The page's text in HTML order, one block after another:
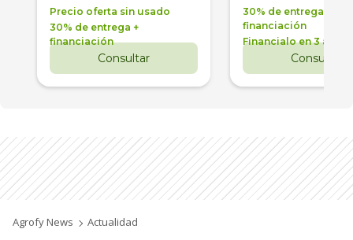
Precio oferta sin usado
30% de entrega +
financiación
Consultar
30% de entrega +
financiación
Financialo en 3 años
Consultar
Agrofy News Actualidad